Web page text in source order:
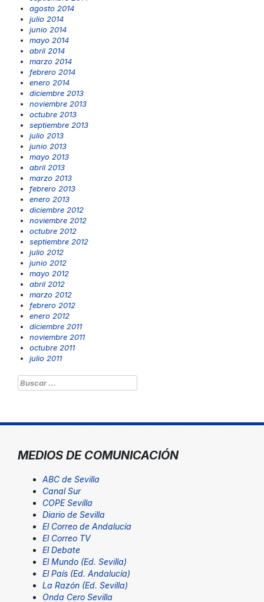
agosto 2014
julio 2014
junio 2014
mayo 2014
abril 2014
marzo 2014
febrero 2014
enero 2014
diciembre 2013
noviembre 2013
octubre 2013
septiembre 2013
julio 2013
junio 2013
mayo 2013
abril 2013
marzo 2013
febrero 2013
enero 2013
diciembre 2012
noviembre 2012
octubre 2012
septiembre 2012
julio 2012
junio 2012
mayo 2012
abril 2012
marzo 2012
febrero 2012
enero 2012
diciembre 2011
noviembre 2011
octubre 2011
julio 2011
Buscar:
MEDIOS DE COMUNICACIÓN
ABC de Sevilla
Canal Sur
COPE Sevilla
Diario de Sevilla
El Correo de Andalucía
El Correo TV
El Debate
El Mundo (Ed. Sevilla)
El País (Ed. Andalucía)
La Razón (Ed. Sevilla)
Onda Cero Sevilla